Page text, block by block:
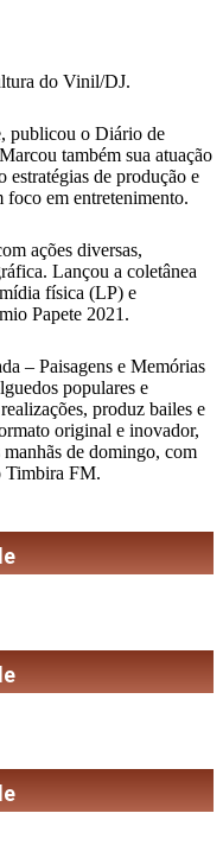
do Vinil/DJ.
publicou o Diário de
também sua atuação
de produção e
em entretenimento.
ações diversas,
Lançou a coletânea
física (LP) e
Papete 2021.
– Paisagens e Memórias
populares e
produz bailes e
original e inovador,
de domingo, com
Timbira FM.